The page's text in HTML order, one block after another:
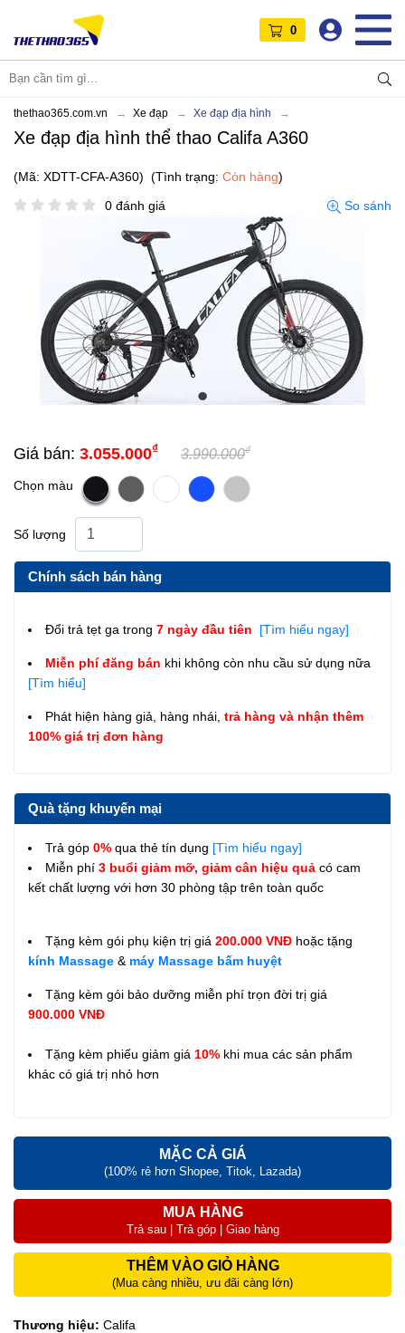
0
thethao365.com.vn Xe đạp Xe đạp địa hình
Xe đạp địa hình thể thao Califa A360
(Mã: XDTT-CFA-A360) (Tình trạng: Còn hàng)
0 đánh giá
So sánh
Giá bán: 3.055.000₫ 3.990.000₫
Chọn màu
Số lượng
Chính sách bán hàng
Đổi trả tẹt ga trong 7 ngày đầu tiên [Tìm hiểu ngay]
Miễn phí đăng bán khi không còn nhu cầu sử dụng nữa
[Tìm hiểu]
Phát hiện hàng giả, hàng nhái, trả hàng và nhận thêm
100% giá trị đơn hàng
Quà tặng khuyến mại
Trả góp 0% qua thẻ tín dụng [Tìm hiểu ngay]
Miễn phí 3 buổi giảm mỡ, giảm cân hiệu quả có cam
kết chất lượng với hơn 30 phòng tập trên toàn quốc
Tặng kèm gói phụ kiện trị giá 200.000 VNĐ hoặc tặng
kính Massage & máy Massage bấm huyệt
Tặng kèm gói bảo dưỡng miễn phí trọn đời trị giá
900.000 VNĐ
Tặng kèm phiếu giảm giá 10% khi mua các sản phẩm
khác có giá trị nhỏ hơn
MẶC CẢ GIÁ
(100% rẻ hơn Shopee, Titok, Lazada)
MUA HÀNG
Trả sau | Trả góp | Giao hàng
THÊM VÀO GIỎ HÀNG
(Mua càng nhiều, ưu đãi càng lớn)
Thương hiệu: Califa